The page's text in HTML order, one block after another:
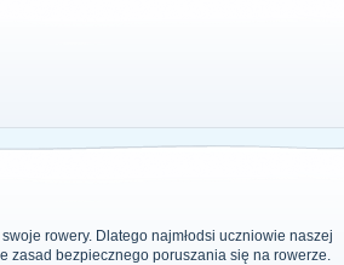
rowery. Dlatego najmłodsi uczniowie naszej
zasad bezpiecznego poruszania się na rowerze.